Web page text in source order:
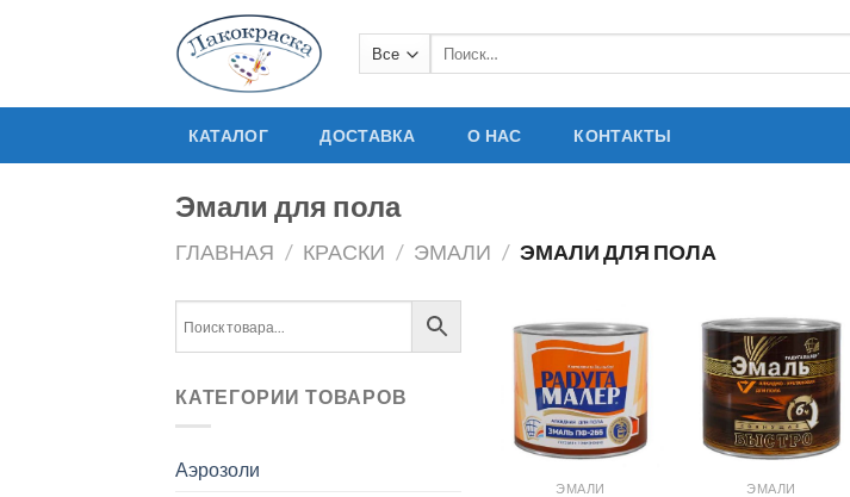
Искать:
КАТАЛОГ ДОСТАВКА О НАС КОНТАКТЫ
Эмали для пола
ГЛАВНАЯ / КРАСКИ / ЭМАЛИ / ЭМАЛИ ДЛЯ ПОЛА
КАТЕГОРИИ ТОВАРОВ
Аэрозоли
ЭМАЛИ ЭМАЛИ